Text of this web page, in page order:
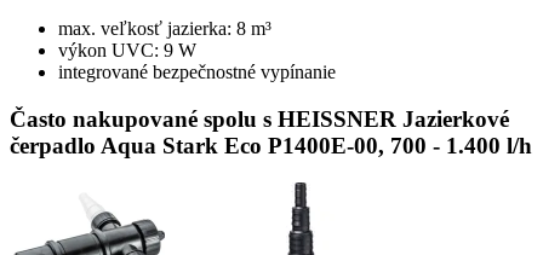
max. veľkosť jazierka: 8 m³
výkon UVC: 9 W
integrované bezpečnostné vypínanie
Často nakupované spolu s HEISSNER Jazierkové
čerpadlo Aqua Stark Eco P1400E-00, 700 - 1.400 l/h